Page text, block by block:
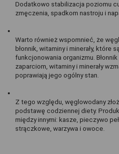
Dodatkowo stabilizacja poziomu
zmęczenia, spadkom nastroju i
Warto również wspomnieć, że
błonnik, witaminy i minerały, które
funkcjonowania organizmu.
zaparciom, witaminy i minerały
poprawiają jego ogólny stan.
Z tego względu, węglowodany
podstawę codziennej diety.
między innymi: kasze, pieczywo
strączkowe, warzywa i owoce.